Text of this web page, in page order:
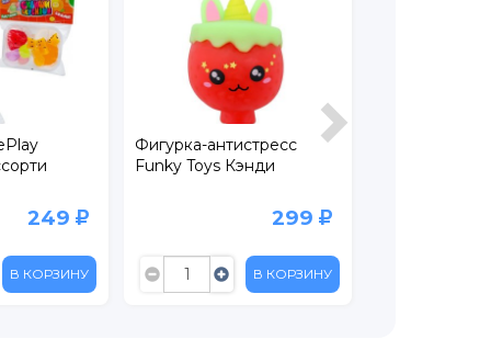
249
В КОРЗИНУ
Фигурка-антистресс
Funky Toys Кэнди
299
В КОРЗИНУ